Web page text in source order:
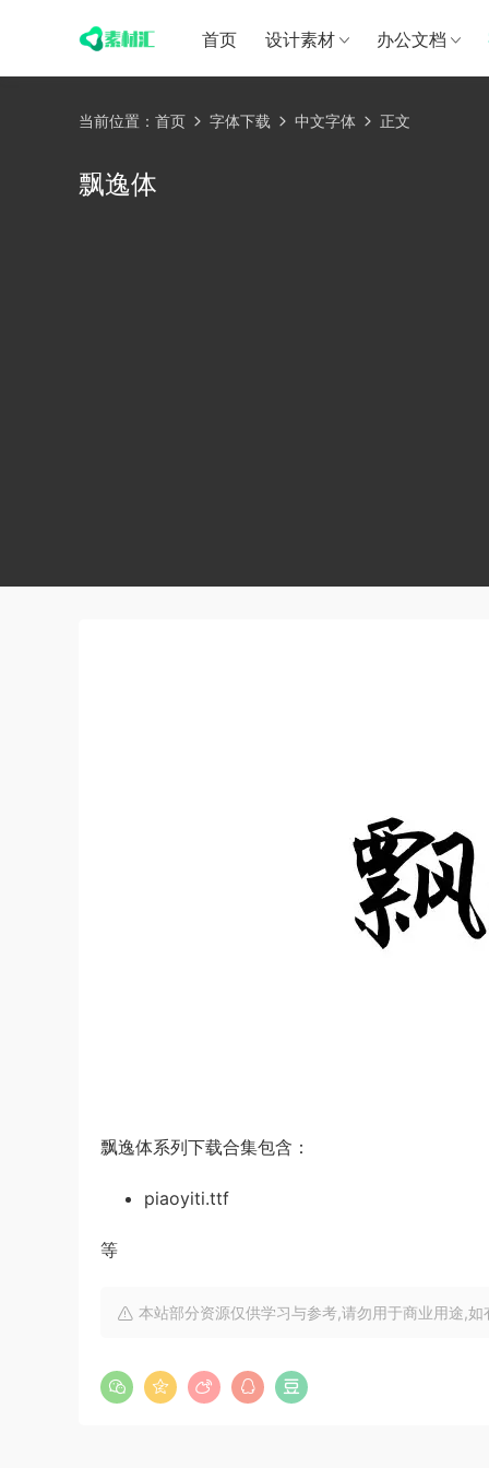
首页 设计素材 办公文档
当前位置： 首页 字体下载 中文字体 正文
飘逸体
飘逸体系列下载合集包含：
piaoyiti.ttf
等
本站部分资源仅供学习与参考,请勿用于商业用途,